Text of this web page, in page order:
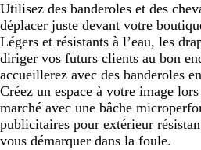
Utilisez des banderoles et des
déplacer juste devant votre
Légers et résistants à l’eau, les
diriger vos futurs clients au bon
accueillerez avec des banderoles
Créez un espace à votre image
marché avec une bâche
publicitaires pour extérieur
vous démarquer dans la foule.